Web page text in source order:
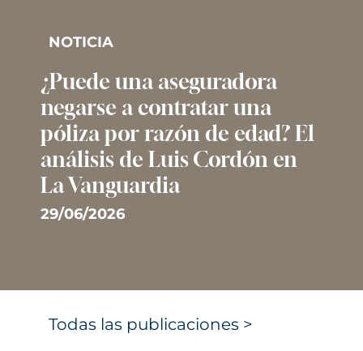
NOTICIA
¿Puede una aseguradora
negarse a contratar una
póliza por razón de edad? El
análisis de Luis Cordón en
La Vanguardia
29/06/2026
Todas las publicaciones >